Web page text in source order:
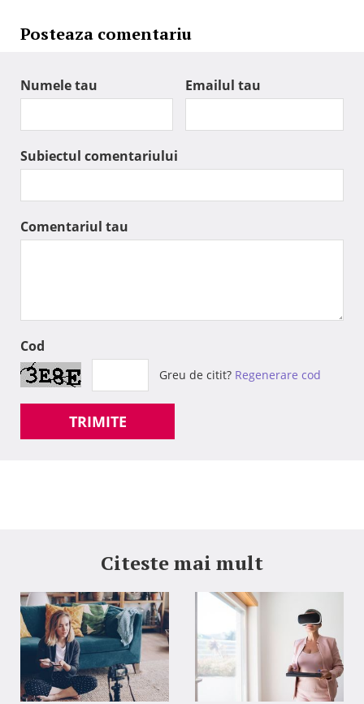
Posteaza comentariu
Numele tau Emailul tau
Subiectul comentariului
Comentariul tau
Cod
Greu de citit? Regenerare cod
TRIMITE
Citeste mai mult